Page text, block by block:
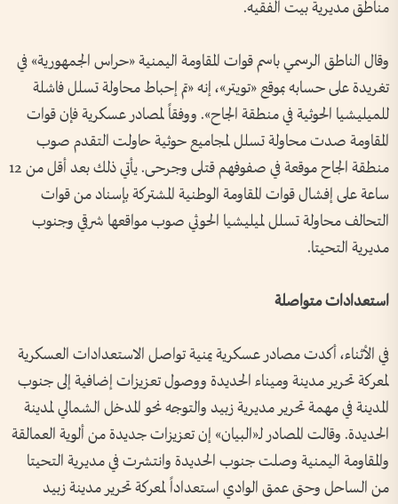
مناطق مديرية بيت الفقيه.
وقال الناطق الرسمي باسم قوات المقاومة اليمنية «حراس الجمهورية» في
تغريدة على حسابه بموقع «تويتر»، إنه «تم إحباط محاولة تسلل فاشلة
للميليشيا الحوثية في منطقة الجاح». ووفقاً لمصادر عسكرية فإن قوات
المقاومة صدت محاولة تسلل لمجاميع حوثية حاولت التقدم صوب
منطقة الجاح موقعة في صفوفهم قتلى وجرحى. يأتي ذلك بعد أقل من 12
ساعة على إفشال قوات المقاومة الوطنية المشتركة بإسناد من قوات
التحالف محاولة تسلل لميليشيا الحوثي صوب مواقعها شرقي وجنوب
مديرية التحيتا.
استعدادات متواصلة
في الأثناء، أكدت مصادر عسكرية يمنية تواصل الاستعدادات العسكرية
لمعركة تحرير مدينة وميناء الحديدة ووصول تعزيزات إضافية إلى جنوب
المدينة في مهمة تحرير مديرية زبيد والتوجه نحو المدخل الشمالي لمدينة
الحديدة. وقالت المصادر لـ«البيان» إن تعزيزات جديدة من ألوية العمالقة
والمقاومة اليمنية وصلت جنوب الحديدة وانتشرت في مديرية التحيتا
من الساحل وحتى عمق الوادي استعداداً لمعركة تحرير مدينة زبيد